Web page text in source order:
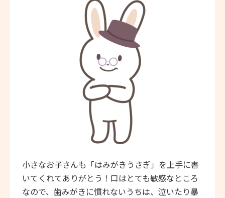
小さなお子さんも「はみがきうさぎ」を上手に書
いてくれてありがとう！口はとても敏感なところ
なので、歯みがきに慣れないうちは、泣いたり暴